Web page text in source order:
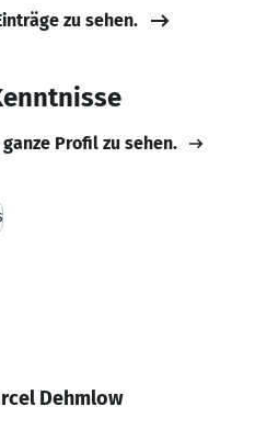
zu sehen.
Profil zu sehen.
Dehmlow